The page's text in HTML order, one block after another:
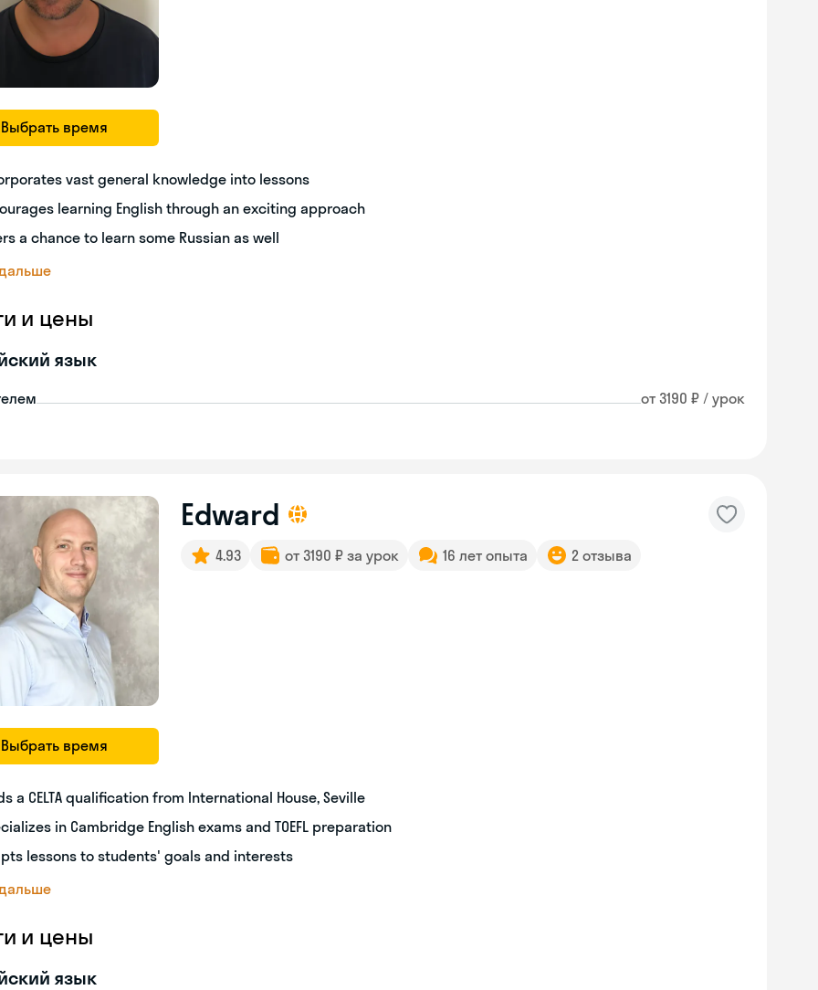
Выбрать время
vast general knowledge into lessons
learning English through an exciting approach
a chance to learn some Russian as well
и цены
язык
от 3190 ₽ / урок
Выбрать время
Edward
4.93 от 3190 ₽ за урок 16 лет опыта 2 отзыва
a CELTA qualification from International House, Seville
in Cambridge English exams and TOEFL preparation
lessons to students' goals and interests
и цены
язык